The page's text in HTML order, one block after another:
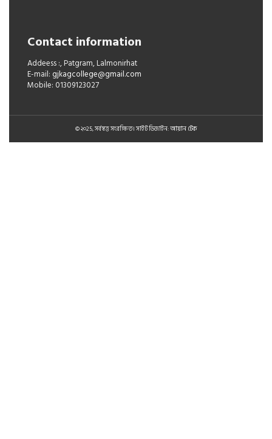
Contact information
Addeess :, Patgram, Lalmonirhat
E-mail: gjkagcollege@gmail.com
Mobile: 01309123027
© ২০25, সর্বস্বত্ত সংরক্ষিত। সাইট ডিজাইন:আয়ান টেক